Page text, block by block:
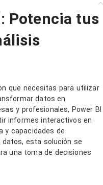
Potencia tus
que necesitas para utilizar
datos en
y profesionales, Power BI
informes interactivos en
y capacidades de
esta solución se
una toma de decisiones